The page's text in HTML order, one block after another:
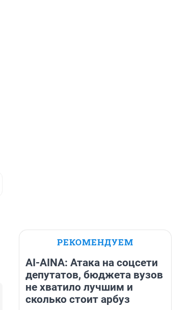
РЕКОМЕНДУЕМ
AI-AINA: Атака на соцсети
депутатов, бюджета вузов
не хватило лучшим и
сколько стоит арбуз